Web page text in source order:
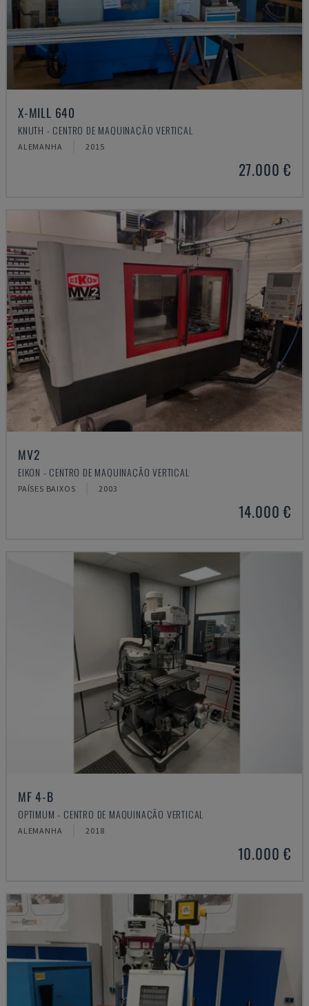
X-MILL 640
KNUTH - CENTRO DE MAQUINAÇÃO VERTICAL
ALEMANHA 2015
27.000 €
MV2
EIKON - CENTRO DE MAQUINAÇÃO VERTICAL
PAÍSES BAIXOS 2003
14.000 €
MF 4-B
OPTIMUM - CENTRO DE MAQUINAÇÃO VERTICAL
ALEMANHA 2018
10.000 €